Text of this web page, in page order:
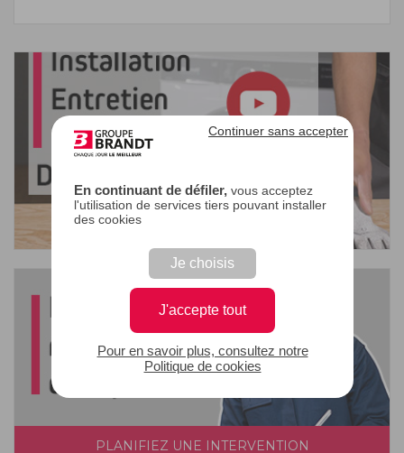
En continuant de défiler,vous acceptez
l'utilisation de services tiers pouvant installer
des cookies
Je choisis
J'accepte tout
Continuer sans accepter
Pour en savoir plus, consultez notre
Politique de cookies
PLANIFIEZ UNE INTERVENTION